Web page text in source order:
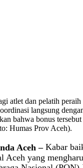
atlet dan pelatih
langsung
bahwa bonus tersebut
Humas Prov Aceh).
Aceh –Kabar
Aceh yang